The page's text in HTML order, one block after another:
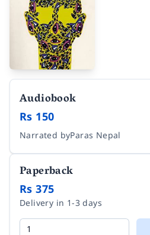
Audiobook
Rs 150
Narrated byParas Nepal
Paperback
Rs 375
Delivery in 1-3 days